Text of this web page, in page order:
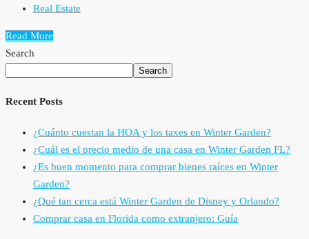
Real Estate
Read More
Search
Search
Recent Posts
¿Cuánto cuestan la HOA y los taxes en Winter Garden?
¿Cuál es el precio medio de una casa en Winter Garden FL?
¿Es buen momento para comprar bienes raíces en Winter
Garden?
¿Qué tan cerca está Winter Garden de Disney y Orlando?
Comprar casa en Florida como extranjero: Guía